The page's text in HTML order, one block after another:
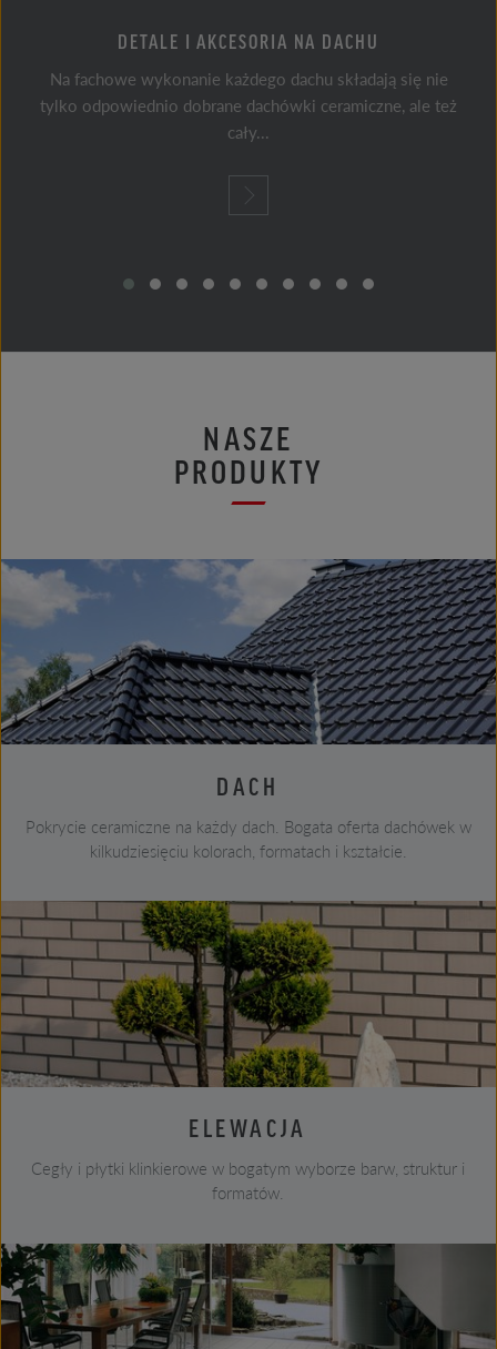
DETALE I AKCESORIA NA DACHU
Na fachowe wykonanie każdego dachu składają się nie
tylko odpowiednio dobrane dachówki ceramiczne, ale też
cały...
NASZE
PRODUKTY
DACH
Pokrycie ceramiczne na każdy dach. Bogata oferta dachówek w
kilkudziesięciu kolorach, formatach i kształcie.
ELEWACJA
Cegły i płytki klinkierowe w bogatym wyborze barw, struktur i
formatów.